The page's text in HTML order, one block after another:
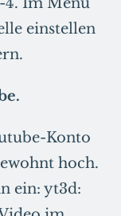
einstellen
Konto
hoch.
ein: yt3d: